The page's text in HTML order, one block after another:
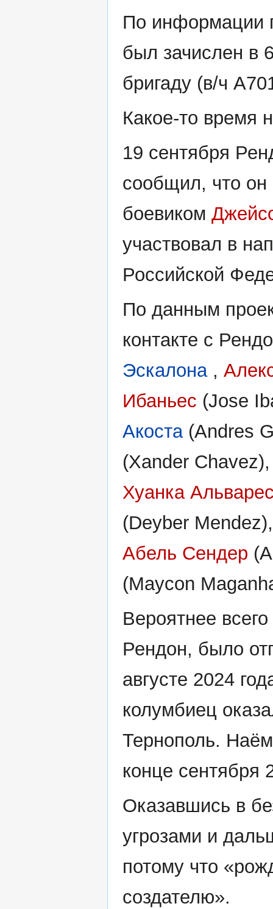
По информации
был зачислен в
бригаду (в/ч
Какое-то время
19 сентября
сообщил, что он
боевиком
участвовал в
Российской
По данным
контакте с
Эскалона,
Ибаньес (Jose
Акоста(Andres
(Xander
Хуанка
(Deyber
Абель Сендер
(Maycon
Вероятнее
Рендон, было
августе 2024
колумбиец
Тернополь.
конце сентября
Оказавшись в
угрозами и
потому что
создателю».